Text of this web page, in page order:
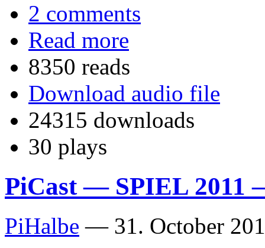
2 comments
Read more
8350 reads
Download audio file
24315 downloads
30 plays
PiCast — SPIEL 2011
PiHalbe — 31. October